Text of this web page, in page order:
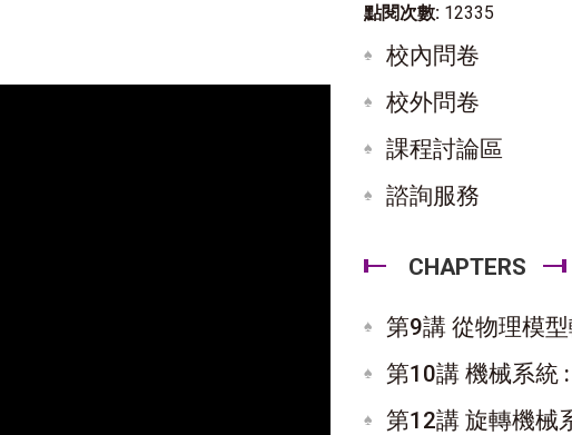
點閱次數: 12335
校內問卷
校外問卷
課程討論區
諮詢服務
CHAPTERS
第9講 從物理模
第10講 機械系統
第12講 旋轉機械